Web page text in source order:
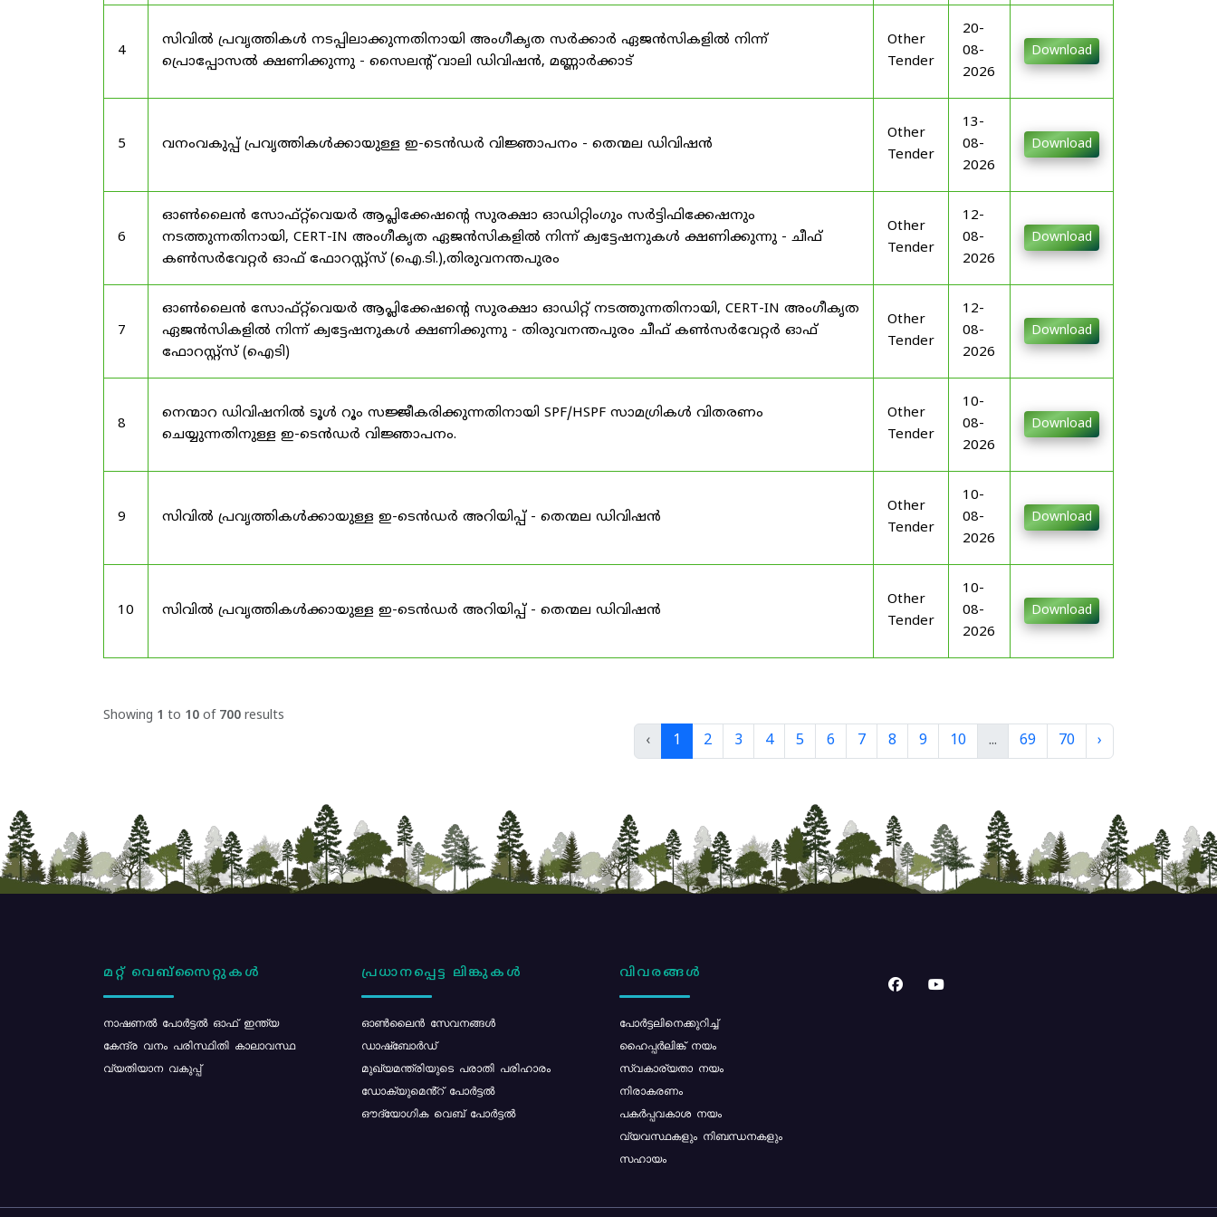
4
സിവിൽ പ്രവൃത്തികൾ നടപ്പിലാക്കുന്നതിനായി അംഗീകൃത സർക്കാർ ഏജൻസികളിൽ നിന്ന്
പ്രൊപ്പോസൽ ക്ഷണിക്കുന്നു - സൈലന്റ് വാലി ഡിവിഷൻ, മണ്ണാർക്കാട്
Other
Tender
20-
08-
2026
Download
5 വനംവകുപ്പ് പ്രവൃത്തികൾക്കായുള്ള ഇ-ടെൻഡർ വിജ്ഞാപനം - തെന്മല ഡിവിഷൻ
Other
Tender
13-
08-
2026
Download
6
ഓൺലൈൻ സോഫ്റ്റ്‌വെയർ ആപ്ലിക്കേഷന്റെ സുരക്ഷാ ഓഡിറ്റിംഗും സർട്ടിഫിക്കേഷനും
നടത്തുന്നതിനായി, CERT-IN അംഗീകൃത ഏജൻസികളിൽ നിന്ന് ക്വട്ടേഷനുകൾ ക്ഷണിക്കുന്നു - ചീഫ്
കൺസർവേറ്റർ ഓഫ് ഫോറസ്റ്റ്സ് (ഐ.ടി.),തിരുവനന്തപുരം
Other
Tender
12-
08-
2026
Download
7
ഓൺലൈൻ സോഫ്റ്റ്‌വെയർ ആപ്ലിക്കേഷന്റെ സുരക്ഷാ ഓഡിറ്റ് നടത്തുന്നതിനായി, CERT-IN അംഗീകൃത
ഏജൻസികളിൽ നിന്ന് ക്വട്ടേഷനുകൾ ക്ഷണിക്കുന്നു - തിരുവനന്തപുരം ചീഫ് കൺസർവേറ്റർ ഓഫ്
ഫോറസ്റ്റ്സ് (ഐടി)
Other
Tender
12-
08-
2026
Download
8
നെന്മാറ ഡിവിഷനിൽ ടൂൾ റൂം സജ്ജീകരിക്കുന്നതിനായി SPF/HSPF സാമഗ്രികൾ വിതരണം
ചെയ്യുന്നതിനുള്ള ഇ-ടെൻഡർ വിജ്ഞാപനം.
Other
Tender
10-
08-
2026
Download
9 സിവിൽ പ്രവൃത്തികൾക്കായുള്ള ഇ-ടെൻഡർ അറിയിപ്പ് - തെന്മല ഡിവിഷൻ
Other
Tender
10-
08-
2026
Download
10 സിവിൽ പ്രവൃത്തികൾക്കായുള്ള ഇ-ടെൻഡർ അറിയിപ്പ് - തെന്മല ഡിവിഷൻ
Other
Tender
10-
08-
2026
Download
Showing 1 to 10 of 700 results
‹ 1 2 3 4 5 6 7 8 9 10 ... 69 70 ›
മറ്റ് വെബ്സൈറ്റുകൾ
നാഷണൽ പോർട്ടൽ ഓഫ് ഇന്ത്യ
കേന്ദ്ര വനം പരിസ്ഥിതി കാലാവസ്ഥ
വ്യതിയാന വകുപ്പ്
പ്രധാനപ്പെട്ട ലിങ്കുകൾ
ഓൺലൈൻ സേവനങ്ങൾ
ഡാഷ്ബോർഡ്
മുഖ്യമന്ത്രിയുടെ പരാതി പരിഹാരം
ഡോക്യുമെൻ്റ് പോർട്ടൽ
ഔദ്യോഗിക വെബ് പോർട്ടൽ
വിവരങ്ങൾ
പോര്‍ട്ടലിനെക്കുറിച്ച്
ഹൈപ്പർലിങ്ക് നയം
സ്വകാര്യതാ നയം
നിരാകരണം
പകർപ്പവകാശ നയം
വ്യവസ്ഥകളും നിബന്ധനകളും
സഹായം